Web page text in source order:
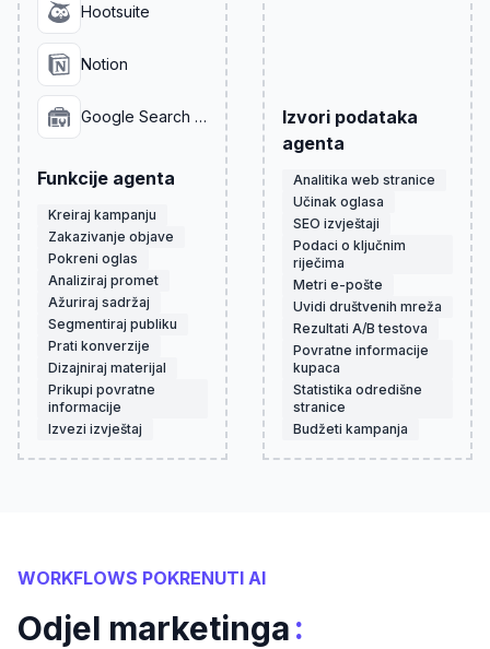
Hootsuite
Notion
Google Search Console
Funkcije agenta
Kreiraj kampanju
Zakazivanje objave
Pokreni oglas
Analiziraj promet
Ažuriraj sadržaj
Segmentiraj publiku
Prati konverzije
Dizajniraj materijal
Prikupi povratne
informacije
Izvezi izvještaj
Izvori podataka
agenta
Analitika web stranice
Učinak oglasa
SEO izvještaji
Podaci o ključnim
riječima
Metri e-pošte
Uvidi društvenih mreža
Rezultati A/B testova
Povratne informacije
kupaca
Statistika odredišne
stranice
Budžeti kampanja
WORKFLOWS POKRENUTI AI
Odjel marketinga: